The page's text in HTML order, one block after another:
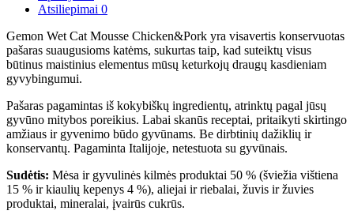
Atsiliepimai 0
Gemon Wet Cat Mousse Chicken&Pork yra visavertis konservuotas
pašaras suaugusioms katėms, sukurtas taip, kad suteiktų visus
būtinus maistinius elementus mūsų keturkojų draugų kasdieniam
gyvybingumui.
Pašaras pagamintas iš kokybiškų ingredientų, atrinktų pagal jūsų
gyvūno mitybos poreikius. Labai skanūs receptai, pritaikyti skirtingo
amžiaus ir gyvenimo būdo gyvūnams. Be dirbtinių dažiklių ir
konservantų. Pagaminta Italijoje, netestuota su gyvūnais.
Sudėtis: Mėsa ir gyvulinės kilmės produktai 50 % (šviežia vištiena
15 % ir kiaulių kepenys 4 %), aliejai ir riebalai, žuvis ir žuvies
produktai, mineralai, įvairūs cukrūs.